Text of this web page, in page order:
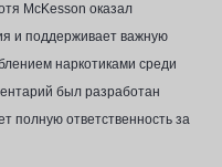
McKesson оказал
и поддерживает важную
наркотиками среди
был разработан
полную ответственность за